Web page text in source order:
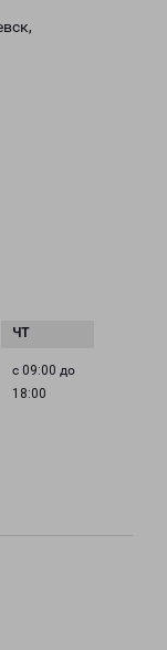
с 09:00 до
18:00